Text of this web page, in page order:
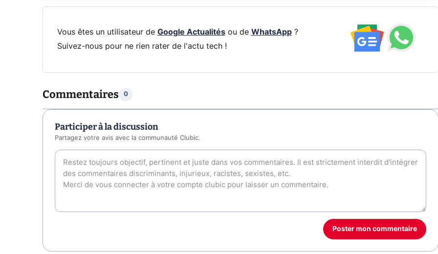
Vous êtes un utilisateur de Google Actualitésou de WhatsApp?
Suivez-nous pour ne rien rater de l'actu tech !
Commentaires 0
Participer à la discussion
Partagez votre avis avec la communauté Clubic.
Poster mon commentaire